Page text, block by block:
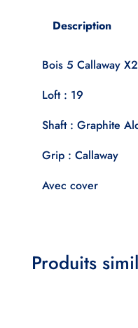
Description
Bois 5 Callaway
Loft : 19
Shaft : Graphite
Grip : Callaway
Avec cover
Produits